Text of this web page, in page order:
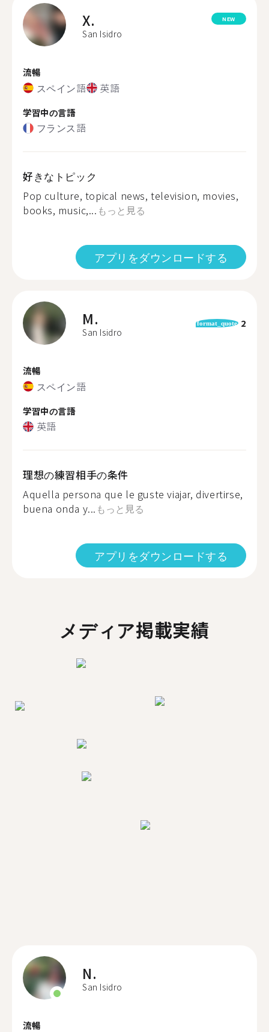
X.
San Isidro
NEW
流暢
スペイン語 英語
学習中の言語
フランス語
好きなトピック
Pop culture, topical news, television, movies,
books, music,... もっと見る
アプリをダウンロードする
M.
San Isidro
format_quote 2
流暢
スペイン語
学習中の言語
英語
理想の練習相手の条件
Aquella persona que le guste viajar, divertirse,
buena onda y... もっと見る
アプリをダウンロードする
メディア掲載実績
N.
San Isidro
流暢